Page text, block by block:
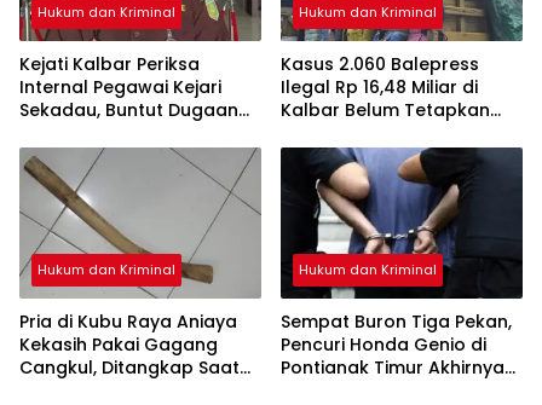
Hukum dan Kriminal
Kejati Kalbar Periksa
Internal Pegawai Kejari
Sekadau, Buntut Dugaan
Hukum dan Kriminal
Kasus 2.060 Balepress
Ilegal Rp 16,48 Miliar di
Kalbar Belum Tetapkan
Sudah Diperiksa
Hukum dan Kriminal
Pria di Kubu Raya Aniaya
Kekasih Pakai Gagang
Cangkul, Ditangkap Saat
Hukum dan Kriminal
Sempat Buron Tiga Pekan,
Pencuri Honda Genio di
Pontianak Timur Akhirnya